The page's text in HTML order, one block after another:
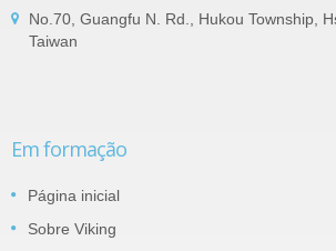
No.70, Guangfu N. Rd., Hukou Township,
Taiwan
Em formação
Página inicial
Sobre Viking